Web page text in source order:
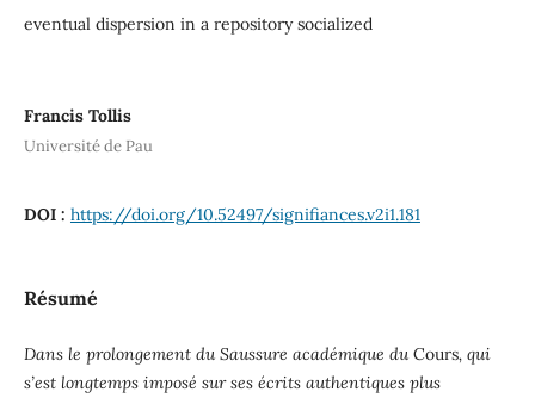
eventual dispersion in a repository socialized
Francis Tollis
Université de Pau
DOI : https://doi.org/10.52497/signifiances.v2i1.181
Résumé
Dans le prolongement du Saussure académique du Cours, qui
s’est longtemps imposé sur ses écrits authentiques plus